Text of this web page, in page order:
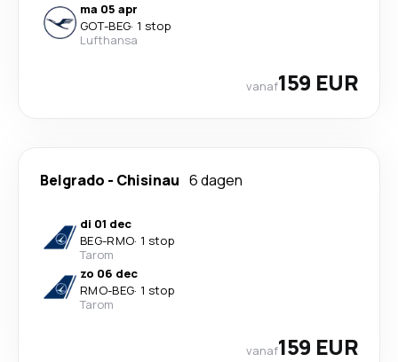
ma 05 apr
GOT-BEG· 1 stop
Lufthansa
vanaf159 EUR
Belgrado - Chisinau 6 dagen
di 01 dec
BEG-RMO· 1 stop
Tarom
zo 06 dec
RMO-BEG· 1 stop
Tarom
vanaf159 EUR